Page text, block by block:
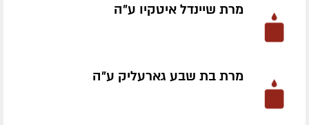
מרת שיינדל איטקיו ע״ה
מרת בת שבע גארעליק ע״ה